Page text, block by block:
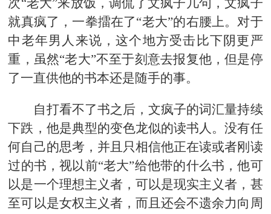
次“老大”来放饭，调侃了文疯子几句，文疯子
就真疯了，一拳擂在了“老大”的右腰上。对于
中老年男人来说，这个地方受击比下阴更严
重，虽然“老大”不至于刻意去报复他，但是停
了一直供他的书本还是随手的事。
自打看不了书之后，文疯子的词汇量持续
下跌，他是典型的变色龙似的读书人。没有任
何自己的思考，并且只相信他正在读或者刚读
过的书，视以前“老大”给他带的什么书，他可
以是一个理想主义者，可以是现实主义者，甚
至可以是女权主义者，而且还会不遗余力向周